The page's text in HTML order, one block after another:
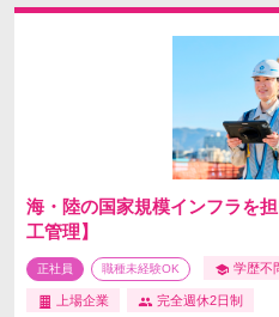
海・陸の国家規模インフラを
工管理】
正社員 職種未経験OK 学歴不
上場企業 完全週休2日制